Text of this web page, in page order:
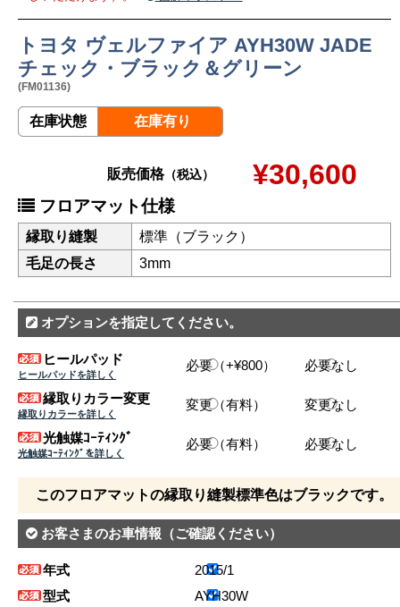
トヨタ ヴェルファイア AYH30W JADE
チェック・ブラック＆グリーン
(FM01136)
在庫状態 在庫有り
販売価格（税込） ¥30,600
フロアマット仕様
縁取り縫製
標準（ブラック）
毛足の長さ
3mm
オプションを指定してください。
ヒールパッド
ヒールパッドを詳しく
必要（+¥800） 必要なし
縁取りカラー変更
縁取りカラーを詳しく
変更（有料） 変更なし
光触媒ｺｰﾃｨﾝｸﾞ
光触媒ｺｰﾃｨﾝｸﾞを詳しく
必要（有料） 必要なし
このフロアマットの縁取り縫製標準色はブラックです。
お客さまのお車情報 （ご確認ください）
年式
2015/1
型式
AYH30W